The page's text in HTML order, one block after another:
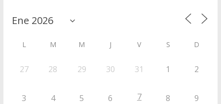
L M M J V S D
27 28 29 30 31 1 2
3 4 5 6 7 8 9